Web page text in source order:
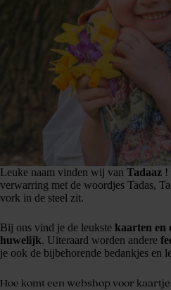
Leuke naam vinden wij van Tadaaz !
verwarring met de woordjes Tadas,
vork in de steel zit.
Bij ons vind je de leukste kaarten en
huwelijk. Uiteraard worden andere
je ook de bijbehorende bedankjes en
Hoe komt een webshop voor